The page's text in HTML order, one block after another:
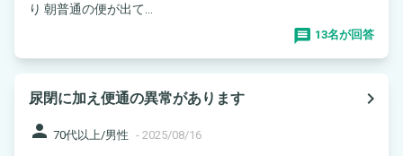
り 朝普通の便が出て...
13名が回答
尿閉に加え便通の異常があります
navigate_next
person 70代以上/男性 - 2025/08/16